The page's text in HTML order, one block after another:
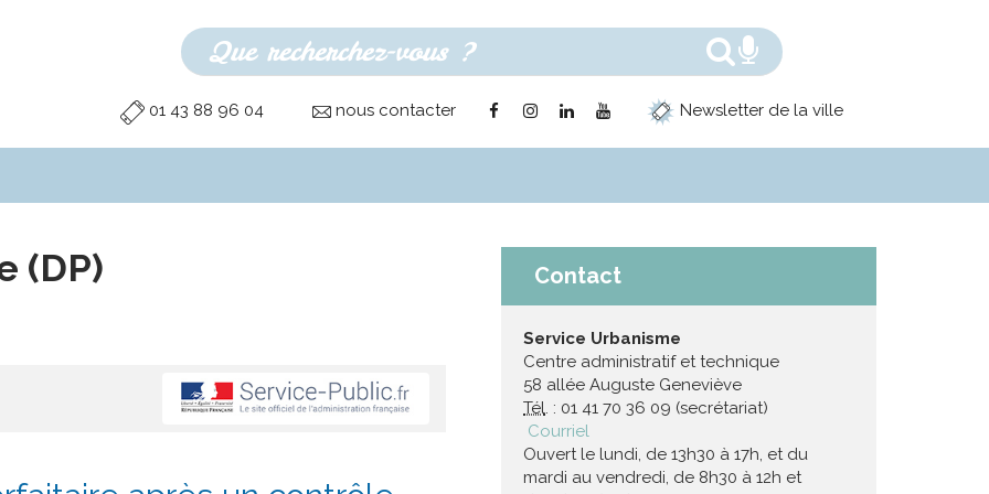
Rechercher
Recherche
01 43 88 96 04 nous contacter
Lien
Facebook
Lien
Instagram
Lien
LinkedinYoutube
Newsletter de la ville
(DP) Contact
Service Urbanisme
Centre administratif et technique
58 allée Auguste Geneviève
Tél. : 01 41 70 36 09 (secrétariat)
Courriel
Ouvert le lundi, de 13h30 à 17h, et du
mardi au vendredi, de 8h30 à 12h et